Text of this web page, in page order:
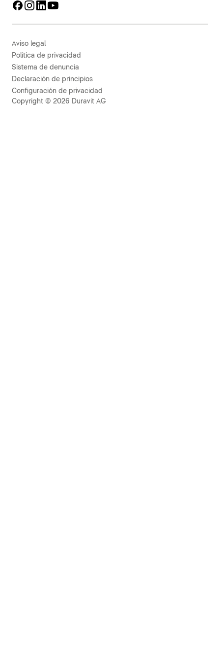
Aviso legal
Política de privacidad
Sistema de denuncia
Declaración de principios
Configuración de privacidad
Copyright © 2026 Duravit AG